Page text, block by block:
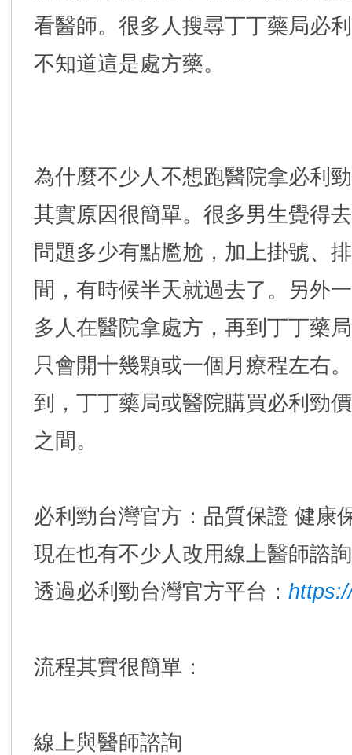
看醫師。很多人搜尋丁丁藥局必
不知道這是處方藥。
為什麼不少人不想跑醫院拿必利勁
其實原因很簡單。很多男生覺得
問題多少有點尷尬，加上掛號、
間，有時候半天就過去了。另外
多人在醫院拿處方，再到丁丁藥
只會開十幾顆或一個月療程左右
到，丁丁藥局或醫院購買必利勁
之間。
必利勁台灣官方：品質保證 健康
現在也有不少人改用線上醫師諮
透過必利勁台灣官方平台：
流程其實很簡單：
線上與醫師諮詢